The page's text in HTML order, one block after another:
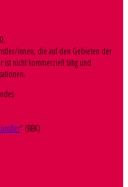
innen, die auf den Gebieten der
ist nicht kommerziell tätig und
“ (BBK)